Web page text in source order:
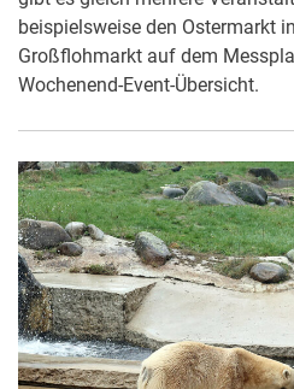
beispielsweise den Ostermarkt
Großflohmarkt auf dem
Wochenend-Event-Übersicht.